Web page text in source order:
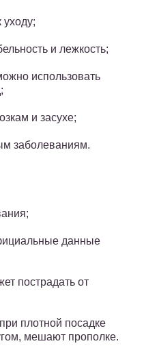
уходу;
и лежкость;
использовать
и засухе;
заболеваниям.
данные
пострадать от
плотной посадке
мешают прополке.